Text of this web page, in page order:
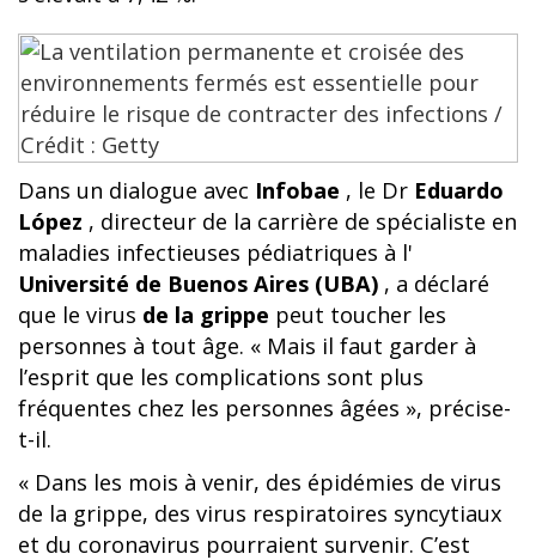
Dans un dialogue avec Infobae , le Dr Eduardo
López , directeur de la carrière de spécialiste en
maladies infectieuses pédiatriques à l'
Université de Buenos Aires (UBA) , a déclaré
que le virus de la grippe peut toucher les
personnes à tout âge. « Mais il faut garder à
l’esprit que les complications sont plus
fréquentes chez les personnes âgées », précise-
t-il.
« Dans les mois à venir, des épidémies de virus
de la grippe, des virus respiratoires syncytiaux
et du coronavirus pourraient survenir. C’est